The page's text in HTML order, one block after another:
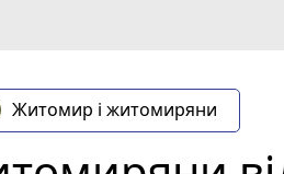
Житомир і житомиряни